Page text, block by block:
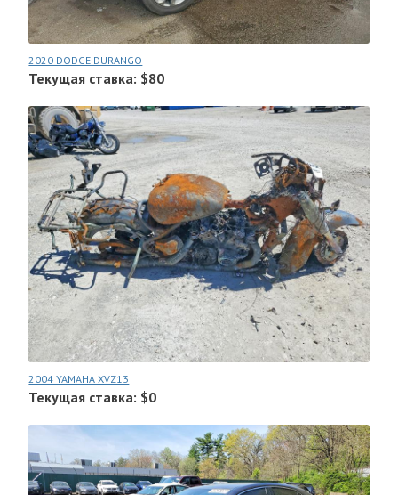
2020 DODGE DURANGO
Текущая ставка: $80
2004 YAMAHA XVZ13
Текущая ставка: $0